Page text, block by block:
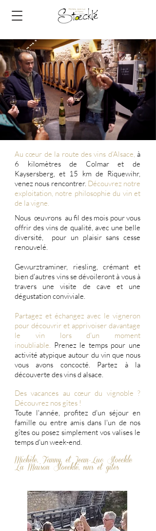
Au cœur de la route des vins d'Alsace, à
6 kilomètres de Colmar et de
Kaysersberg, et 15 km de Riquewihr,
venez nous rencontrer. Découvrez notre
exploitation, notre philosophie du vin et
de la vigne.
Nous œuvrons au fil des mois pour vous
offrir des vins de qualité, avec une belle
diversité, pour un plaisir sans cesse
renouvelé.
Gewurztraminer, riesling, crémant et
bien d'autres vins se dévoileront à vous à
travers une visite de cave et une
dégustation conviviale.
Partagez et échangez avec le vigneron
pour découvrir et apprivoiser davantage
le vin lors d'un moment
inoubliable. Prenez le temps pour une
activité atypique autour du vin que nous
vous avons concocté. Partez à la
découverte des vins d alsace.
Des vacances au cœur du vignoble ?
Découvrez nos gîtes !
Toute l'année, profitez d'un séjour en
famille ou entre amis dans l'un de nos
gîtes ou posez simplement vos valises le
temps d'un week-end.
Michèle, Fanny, et Jean-Luc Stoeckle
La Maison Stoecklé, vins et gîtes